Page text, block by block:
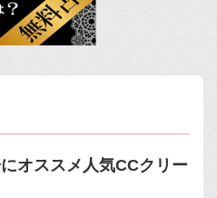
オススメ人気CCクリー